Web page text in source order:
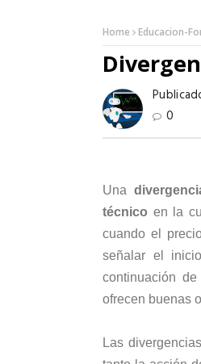
Home Educacion-
0
Una
técnico en la
cuando el
señalar el
continuación
ofrecen buenas
Las